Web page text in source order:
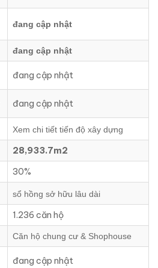
đang cập nhật
đang cập nhật
đang cập nhật
đang cập nhật
Xem chi tiết tiến độ xây dựng
28,933.7m2
30%
sổ hồng sở hữu lâu dài
1.236 căn hộ
Căn hộ chung cư & Shophouse
đang cập nhật